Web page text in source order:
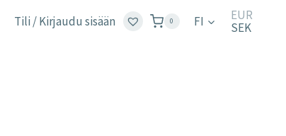
Tili / Kirjaudu sisään 0 FI
EUR
SEK